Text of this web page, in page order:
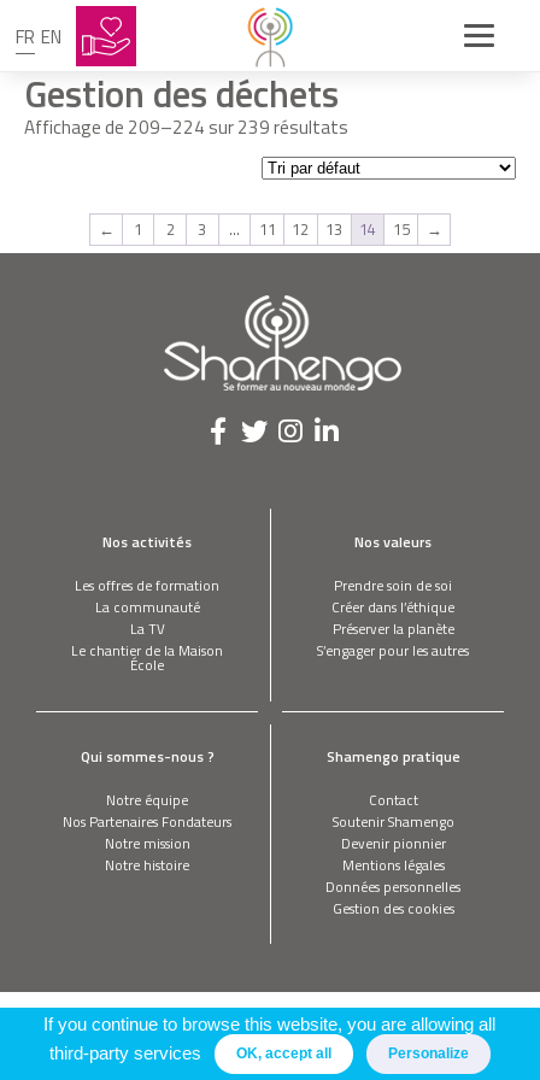
FR EN
Gestion des déchets
Affichage de 209–224 sur 239 résultats
← 1 2 3 … 11 12 13 14 15 →
Nos activités
Les offres de formation
La communauté
La TV
Le chantier de la Maison
École
Nos valeurs
Prendre soin de soi
Créer dans l’éthique
Préserver la planète
S’engager pour les autres
Qui sommes-nous ?
Notre équipe
Nos Partenaires Fondateurs
Notre mission
Notre histoire
Shamengo pratique
Contact
Soutenir Shamengo
Devenir pionnier
Mentions légales
Données personnelles
Gestion des cookies
If you continue to browse this website, you are allowing all
third-party services
OK, accept all Personalize